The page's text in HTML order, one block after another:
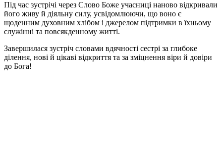
Під час зустрічі через Слово Боже учасниці наново відкривали
його живу й діяльну силу, усвідомлюючи, що воно є
щоденним духовним хлібом і джерелом підтримки в їхньому
служінні та повсякденному житті.
Завершилася зустріч словами вдячності сестрі за глибоке
ділення, нові й цікаві відкриття та за зміцнення віри й довіри
до Бога!